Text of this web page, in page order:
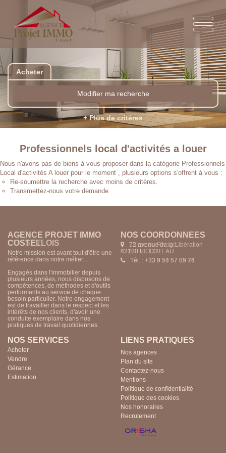
Acheter
Modifier ma recherche
+ Plus de critères
Professionnels local d'activités a louer
Nous n'avons pas de biens à vous proposer dans la catégorie Professionnels
Local d'activités A louer pour le moment , plusieurs options s'offrent à vous :
Re-soumettre la recherche avec moins de critères.
Transmettez-nous votre demande
AGENCE PROJET IMMO
COSTELLOIS
Notre mission est avant tout d'être une
référence dans notre métier...
Engagés dans l'immobilier depuis
plusieurs années, nous disposons de
compétences, de méthodes et d'outils
performants au service de chaque
besoin particulier. Notre engagement
est de travailler dans le respect et les
intérêts de nos clients, d'avoir une
conduite exemplaire dans nos
pratiques de travail quotidiennes.
NOS COORDONNÉES
72 avenue de la Libération
42120 LE COTEAU
Tél. : +33 9 54 57 09 76
AGENCE PROJET IMMO
CUSSET
Notre mission est avant tout d'être une
référence dans notre métier...
Engagés dans l'immobilier depuis
plusieurs années, nous disposons de
compétences, de méthodes et d'outils
performants au service de chaque
besoin particulier. Notre engagement
est de travailler dans le respect et les
intérêts de nos clients, d'avoir une
conduite exemplaire dans nos
pratiques de travail quotidiennes.
NOS COORDONNÉES
15 rue du Rivage
03200 VICHY
Tél. : +33 4 70 57 85 24
NOS SERVICES
Acheter
Vendre
Gérance
Estimation
LIENS PRATIQUES
Nos agences
Plan du site
Contactez-nous
Mentions
Politique de confidentialité
Politique des cookies
Nos honoraires
Recrutement